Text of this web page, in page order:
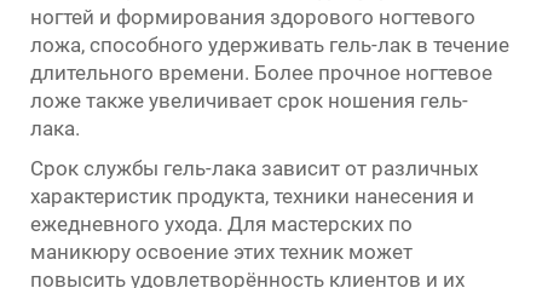
ногтей и формирования здорового ногтевого
ложа, способного удерживать гель-лак в течение
длительного времени. Более прочное ногтевое
ложе также увеличивает срок ношения гель-
лака.
Срок службы гель-лака зависит от различных
характеристик продукта, техники нанесения и
ежедневного ухода. Для мастерских по
маникюру освоение этих техник может
повысить удовлетворённость клиентов и их